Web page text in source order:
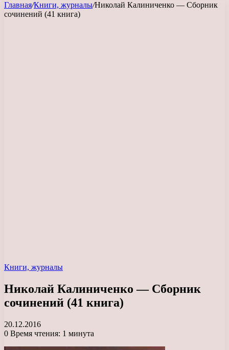
Главная/Книги, журналы/Николай Калиниченко — Сборник
сочинений (41 книга)
Книги, журналы
Николай Калиниченко — Сборник
сочинений (41 книга)
20.12.2016
0 Время чтения: 1 минута